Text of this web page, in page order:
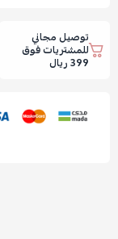
توصيل مجاني
للمشتريات فوق
399 ريال